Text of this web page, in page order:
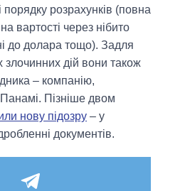
порядку розрахунків (повна
вартості через нібито
до долара тощо). Задля
злочинних дій вони також
– компанію,
Пізніше двом
нову підозру – у
документів.